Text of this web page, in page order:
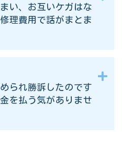
い、お互いケガはな
理費用で話がまとま
られ勝訴したのです
を払う気がありませ